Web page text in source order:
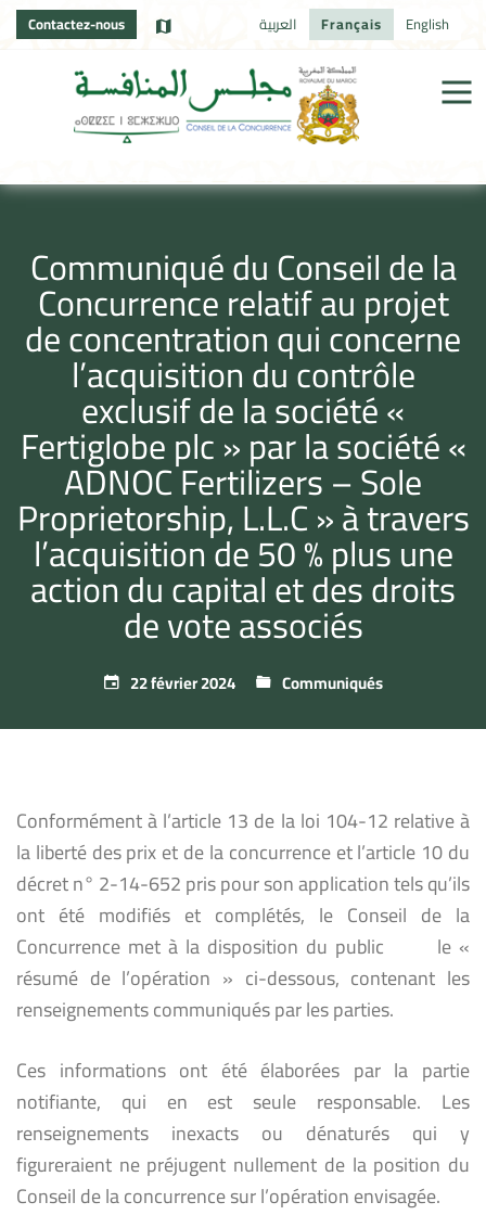
Contactez-nous العربية Français English
Communiqué du Conseil de la
Concurrence relatif au projet
de concentration qui concerne
l’acquisition du contrôle
exclusif de la société «
Fertiglobe plc » par la société «
ADNOC Fertilizers – Sole
Proprietorship, L.L.C » à travers
l’acquisition de 50 % plus une
action du capital et des droits
de vote associés
22 février 2024 Communiqués
Conformément à l’article 13 de la loi 104-12 relative à
la liberté des prix et de la concurrence et l’article 10 du
décret n° 2-14-652 pris pour son application tels qu’ils
ont été modifiés et complétés, le Conseil de la
Concurrence met à la disposition du public le «
résumé de l’opération » ci-dessous, contenant les
renseignements communiqués par les parties.
Ces informations ont été élaborées par la partie
notifiante, qui en est seule responsable. Les
renseignements inexacts ou dénaturés qui y
figureraient ne préjugent nullement de la position du
Conseil de la concurrence sur l’opération envisagée.